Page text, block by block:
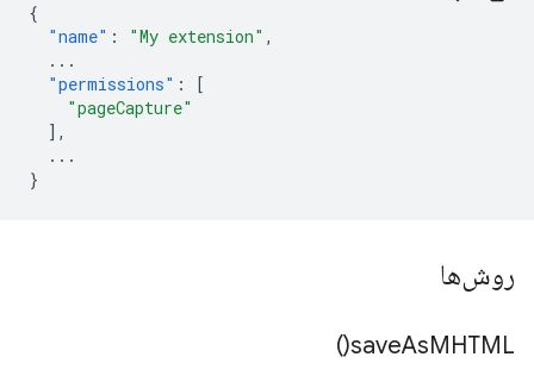
{
"name" : "My extension" ,
...
"permissions" :
[
"pageCapture"
],
...
}
روش‌ها
saveAsMHTML(
)